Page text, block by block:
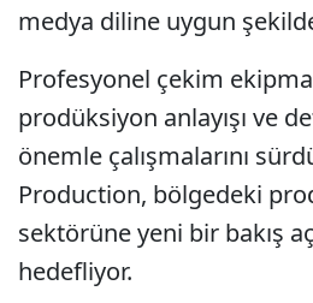
medya diline uygun
Profesyonel çekim
prodüksiyon anlayışı ve
önemle çalışmalarını
Production, bölgedeki
sektörüne yeni bir bakış
hedefliyor.